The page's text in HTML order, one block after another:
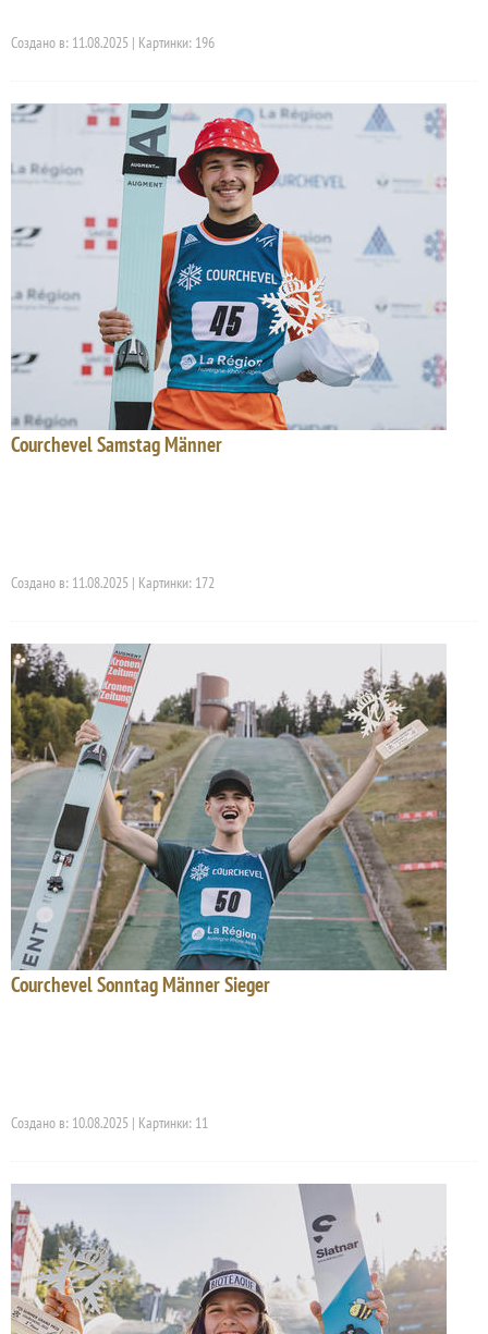
Создано в: 11.08.2025 | Картинки: 196
Courchevel Samstag Männer
Создано в: 11.08.2025 | Картинки: 172
Courchevel Sonntag Männer Sieger
Создано в: 10.08.2025 | Картинки: 11